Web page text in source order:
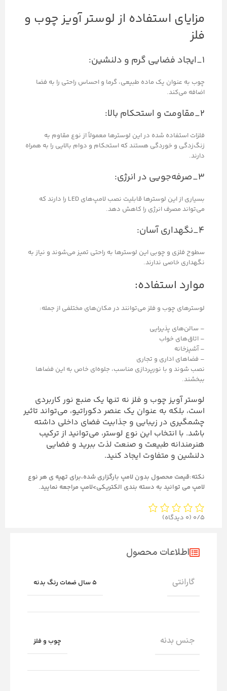
مزایای استفاده از لوستر آویز چوب و
فلز
۱_ایجاد فضایی گرم و دلنشین:
چوب به عنوان یک ماده طبیعی، گرما و احساس راحتی را به فضا
اضافه می‌کند.
۲_مقاومت و استحکام بالا:
فلزات استفاده شده در این لوسترها معمولاً از نوع مقاوم به
زنگ‌زدگی و خوردگی هستند که استحکام و دوام بالایی را به همراه
دارند.
۳_صرفه‌جویی در انرژی:
بسیاری از این لوسترها قابلیت نصب لامپ‌های LED را دارند که
می‌تواند مصرف انرژی را کاهش دهد.
۴_نگهداری آسان:
سطوح فلزی و چوبی این لوسترها به راحتی تمیز می‌شوند و نیاز به
نگهداری خاصی ندارند.
موارد استفاده:
لوسترهای چوب و فلز می‌توانند در مکان‌های مختلفی از جمله:
– سالن‌های پذیرایی
– اتاق‌های خواب
– آشپزخانه
– فضاهای اداری و تجاری
نصب شوند و با نورپردازی مناسب، جلوه‌ای خاص به این فضاها
ببخشند.
لوستر آویز چوب و فلز نه تنها یک منبع نور کاربردی
است، بلکه به عنوان یک عنصر دکوراتیو، می‌تواند تاثیر
چشمگیری در زیبایی و جذابیت فضای داخلی داشته
باشد. با انتخاب این نوع لوستر، می‌توانید از ترکیب
هنرمندانه طبیعت و صنعت لذت ببرید و فضایی
دلنشین و متفاوت ایجاد کنید.
نکته:قیمت محصول بدون لامپ بارگزاری شده،برای تهیه ی هر نوع
لامپ می توانید به دسته بندی الکتریکی>لامپ مراجعه نمایید.
0/5 (0 دیدگاه)
اطلاعات محصول
گارانتی 5 سال ضمات رنگ بدنه
جنس بدنه چوب و فلز